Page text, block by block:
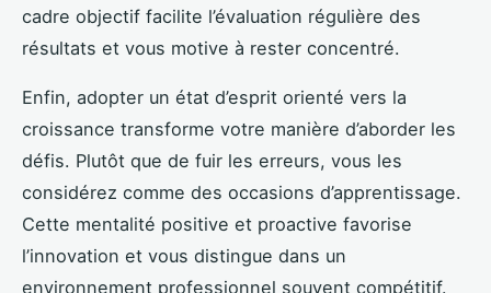
cadre objectif facilite l’évaluation régulière des
résultats et vous motive à rester concentré.
Enfin, adopter un état d’esprit orienté vers la
croissance transforme votre manière d’aborder les
défis. Plutôt que de fuir les erreurs, vous les
considérez comme des occasions d’apprentissage.
Cette mentalité positive et proactive favorise
l’innovation et vous distingue dans un
environnement professionnel souvent compétitif.